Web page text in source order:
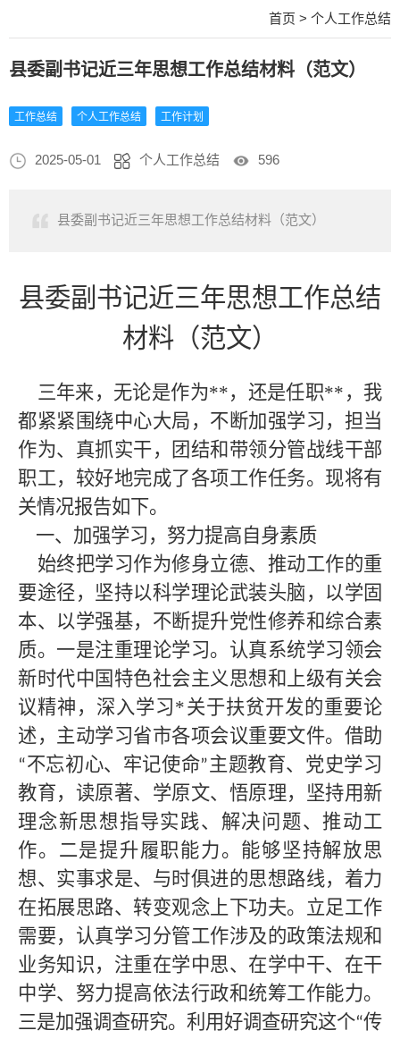
首页 > 个人工作总结
县委副书记近三年思想工作总结材料（范文）
工作总结 个人工作总结 工作计划
2025-05-01 个人工作总结 596
县委副书记近三年思想工作总结材料（范文）
县委副书记近三年思想工作总结
材料（范文）
三年来，无论是作为**，还是任职** ，我
都紧紧围绕中心大局，不断加强学习，担当
作为、真抓实干，团结和带领分管战线干部
职工，较好地完成了各项工作任务。现将有
关情况报告如下。
一、加强学习，努力提高自身素质
始终把学习作为修身立德、推动工作的重
要途径，坚持以科学理论武装头脑，以学固
本、以学强基，不断提升党性修养和综合素
质。一是注重理论学习。认真系统学习领会
新时代中国特色社会主义思想和上级有关会
议精神，深入学习*关于扶贫开发的重要论
述，主动学习省市各项会议重要文件。借助
“不忘初心、牢记使命”主题教育、党史学习
教育，读原著、学原文、悟原理，坚持用新
理念新思想指导实践、解决问题、推动工
作。二是提升履职能力。能够坚持解放思
想、实事求是、与时俱进的思想路线，着力
在拓展思路、转变观念上下功夫。立足工作
需要，认真学习分管工作涉及的政策法规和
业务知识，注重在学中思、在学中干、在干
中学、努力提高依法行政和统筹工作能力。
三是加强调查研究。利用好调查研究这个“传